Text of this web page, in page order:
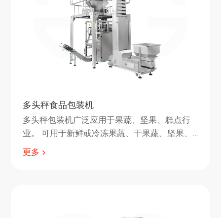
多头秤食品包装机
多头秤包装机广泛应用于果蔬、坚果、糕点行
业。 可用于新鲜或冷冻果蔬、干果蔬、坚果、
饼干、蛋糕等产品的包装。
更多